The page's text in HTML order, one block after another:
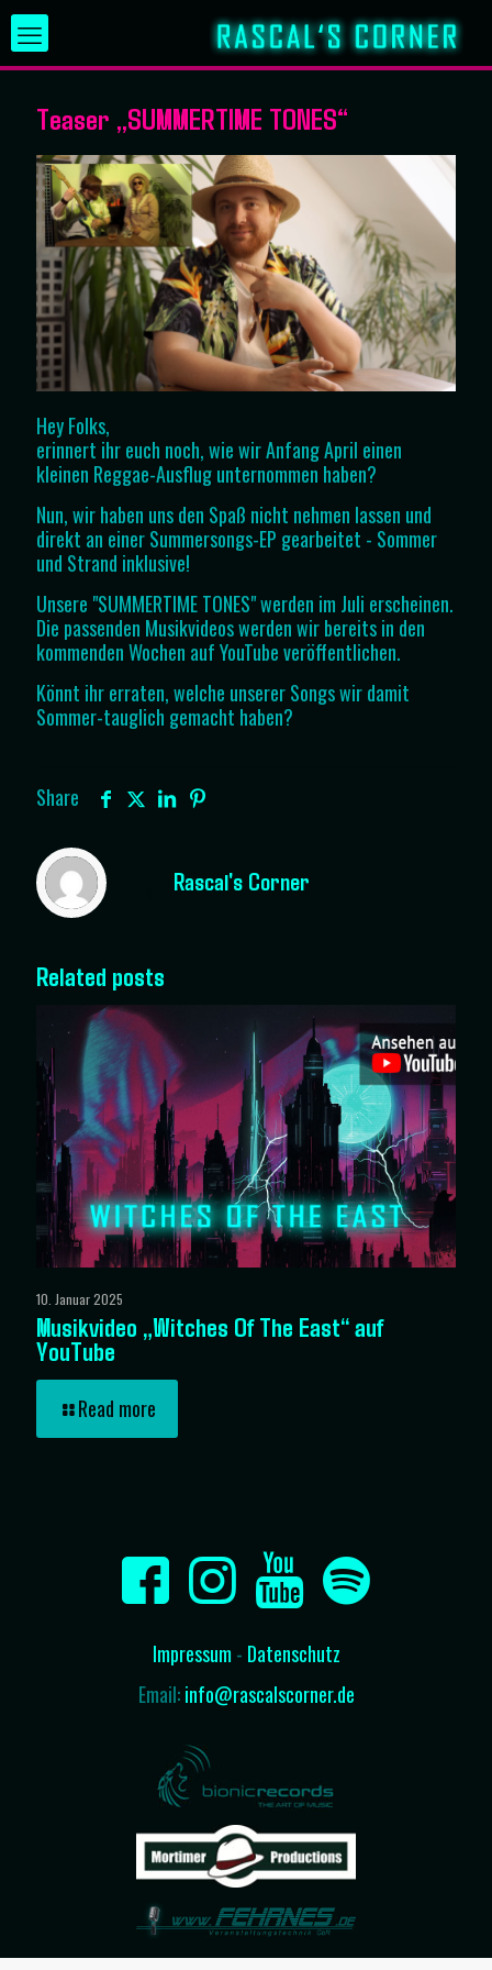
Teaser „SUMMERTIME TONES“
Hey Folks,
erinnert ihr euch noch, wie wir Anfang April einen
kleinen Reggae-Ausflug unternommen haben?
Nun, wir haben uns den Spaß nicht nehmen lassen und
direkt an einer Summersongs-EP gearbeitet - Sommer
und Strand inklusive!
Unsere "SUMMERTIME TONES" werden im Juli erscheinen.
Die passenden Musikvideos werden wir bereits in den
kommenden Wochen auf YouTube veröffentlichen.
Könnt ihr erraten, welche unserer Songs wir damit
Sommer-tauglich gemacht haben?
Share
Rascal's Corner
Related posts
10. Januar 2025
Musikvideo „Witches Of The East“ auf
YouTube
Read more
Impressum - Datenschutz
Email:info@rascalscorner.de